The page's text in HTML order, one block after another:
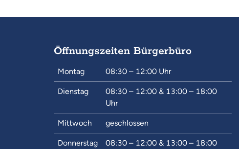
Öffnungszeiten Bürgerbüro
Montag 08:30 – 12:00 Uhr
Dienstag 08:30 – 12:00 & 13:00 – 18:00
Uhr
Mittwoch geschlossen
Donnerstag 08:30 – 12:00 & 13:00 – 18:00